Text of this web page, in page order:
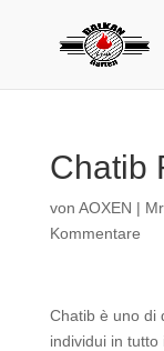
Chatib
von AOXEN |
Kommentare
Chatib è uno di
individui in tutto